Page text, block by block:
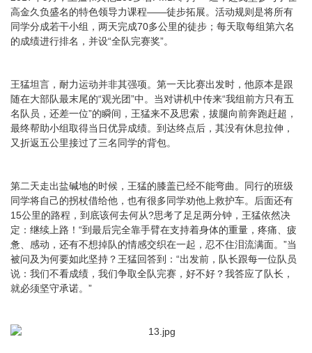
高金久负盛名的特色领导力课程——徒步拓展。活动规则是将所有
同学分成若干小组，两天完成70多公里的徒步；每天取每组第六名
的成绩进行排名，并设“全队完赛奖”。
王猛坦言，耐力运动并非其强项。第一天比赛出发时，他原本是跟
随在大部队最末尾的“观光团”中。当对讲机中传来“我组前方只有五
名队员，还差一位”的瞬间，王猛来不及思索，拔腿向前奔跑赶超，
最终帮助小组取得当日优异成绩。到达终点后，其没有休息拉伸，
又折返五公里接过了三名同学的背包。
第二天走出盐碱地的时候，王猛的膝盖已经不能弯曲。同行的班级
同学将自己的拐杖借给他，也有很多同学劝他上救护车。后面还有
15公里的路程，到底该何去何从?思考了足足两分钟，王猛依然决
定：继续上路！“到最后完全靠手臂在支持着身体的重量，疼痛、疲
惫、感动，还有不想掉队的情感交织在一起，忍不住泪流满面。”当
被问及为何要如此坚持？王猛回答到：“出发前，队长跟每一位队员
说：我们不看成绩，我们争取全队完赛，好不好？我答应了队长，
就必须坚守承诺。”